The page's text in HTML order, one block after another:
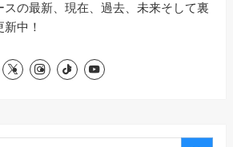
スの最新、現在、過去、未来そして裏
中！